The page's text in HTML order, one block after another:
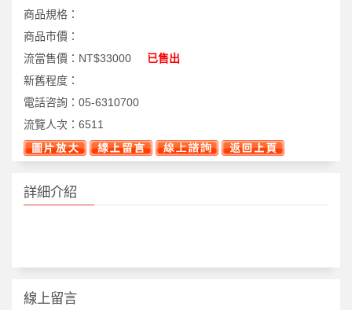
商品規格：
商品市價：
流當售價： NT$33000
已售出
新舊程度：
電話咨詢： 05-6310700
流覽人次： 6511
詳細介紹
線上留言